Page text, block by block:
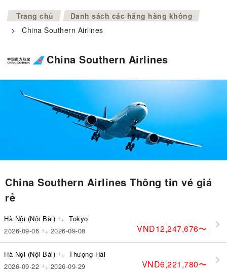
Trang chủ >
Danh sách các hãng hàng không
>
China Southern Airlines
China Southern Airlines
China Southern Airlines Thông tin vé giá
rẻ
Hà Nội (Nội Bài) Tokyo
VND12,247,676〜
2026-09-06 2026-09-08
Hà Nội (Nội Bài) Thượng Hải
VND6,221,780〜
2026-09-22 2026-09-29